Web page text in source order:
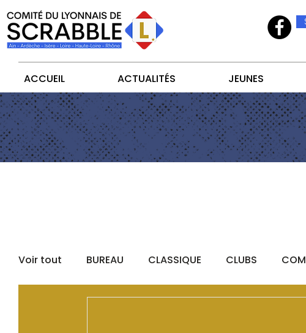
ACCUEIL ACTUALITÉS JEUNES
Voir tout BUREAU CLASSIQUE CLUBS